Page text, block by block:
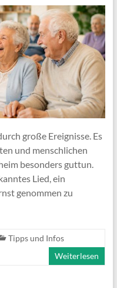
große Ereignisse. Es
und menschlichen
besonders guttun.
Lied, ein
genommen zu
Tipps und Infos
Weiterlesen